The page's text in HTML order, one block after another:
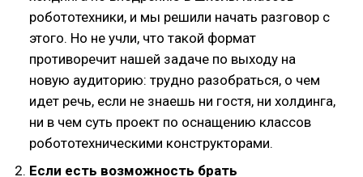
робототехники, и мы решили начать разговор с
этого. Но не учли, что такой формат
противоречит нашей задаче по выходу на
новую аудиторию: трудно разобраться, о чем
идет речь, если не знаешь ни гостя, ни холдинга,
ни в чем суть проект по оснащению классов
робототехническими конструкторами.
Если есть возможность брать